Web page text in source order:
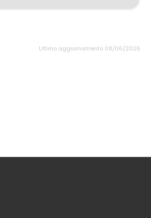
Ultimo aggiornamento 08/06/2026